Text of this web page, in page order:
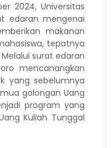
2024, Universitas
edaran mengenai
makanan
tepatnya
surat edaran
mencanangkan
yang sebelumnya
golongan Uang
program yang
Kuliah Tunggal